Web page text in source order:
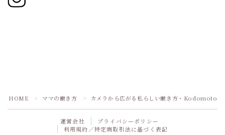
HOME ＞ ママの働き方 ＞ カメラから広がる私らしい働き方・
運営会社
プライバシーポリシー
利用規約／特定商取引法に基づく表記